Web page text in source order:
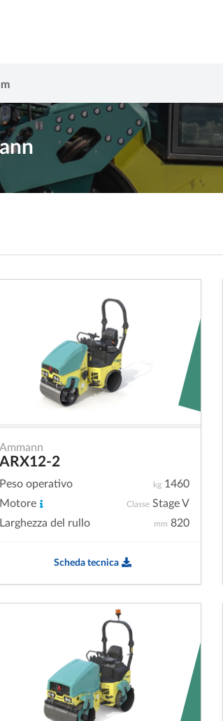
Ammann
ARX12-2
kg1460
Peso operativo
ClasseStage V
Motore
mm 820
Larghezza del rullo
Scheda tecnica